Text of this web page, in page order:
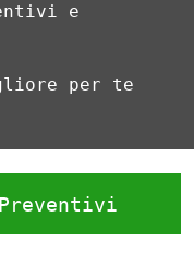
e
per te